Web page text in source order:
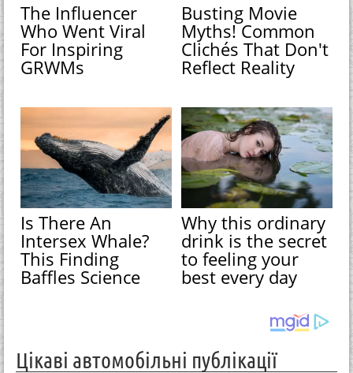
The Influencer
Who Went Viral
For Inspiring
GRWMs
Busting Movie
Myths! Common
Clichés That Don't
Reflect Reality
Is There An
Intersex Whale?
This Finding
Baffles Science
Why this ordinary
drink is the secret
to feeling your
best every day
Цікаві автомобільні публікації